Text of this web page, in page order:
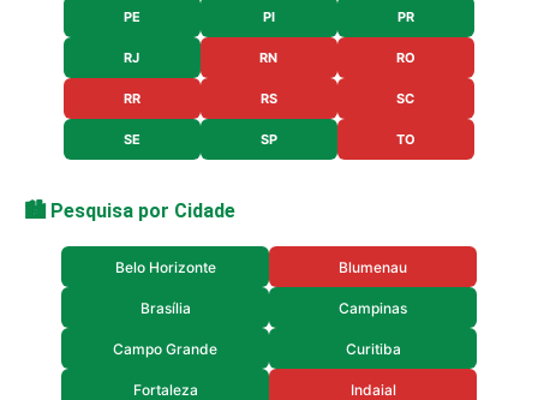
PE PI PR
RJ RN RO
RR RS SC
SE SP TO
🏙️ Pesquisa por Cidade
Belo Horizonte Blumenau
Brasília Campinas
Campo Grande Curitiba
Fortaleza Indaial